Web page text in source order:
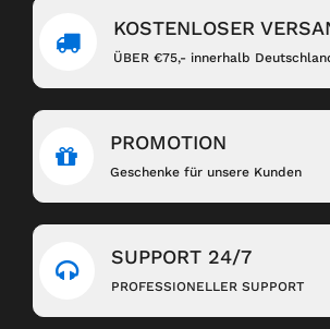
KOSTENLOSER
ÜBER €75,- innerhalb
PROMOTION
Geschenke für unsere Kunden
SUPPORT 24/7
PROFESSIONELLER SUPPORT